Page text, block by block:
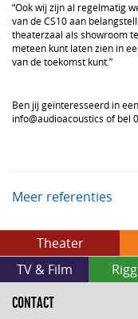
“Ook wij zijn al regelmatig
van de CS10 aan
theaterzaal als showroom
meteen kunt laten zien in
van de toekomst kunt.”
Ben jij geïnteresseerd in
info@audioacoustics of bel
Meer referenties
Theater
TV & Film
CONTACT